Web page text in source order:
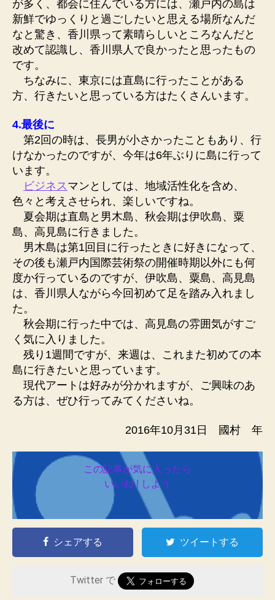
が多く、都会に住んでいる方には、瀬戸内の島は
新鮮でゆっくりと過ごしたいと思える場所なんだ
なと驚き、香川県って素晴らしいところなんだと
改めて認識し、香川県人で良かったと思ったもの
です。
ちなみに、東京には直島に行ったことがある
方、行きたいと思っている方はたくさんいます。
4.最後に
第2回の時は、長男が小さかったこともあり、行
けなかったのですが、今年は6年ぶりに島に行って
います。
ビジネスマンとしては、地域活性化を含め、
色々と考えさせられ、楽しいですね。
夏会期は直島と男木島、秋会期は伊吹島、粟
島、高見島に行きました。
男木島は第1回目に行ったときに好きになって、
その後も瀬戸内国際芸術祭の開催時期以外にも何
度か行っているのですが、伊吹島、粟島、高見島
は、香川県人ながら今回初めて足を踏み入れまし
た。
秋会期に行った中では、高見島の雰囲気がすご
く気に入りました。
残り1週間ですが、来週は、これまた初めての本
島に行きたいと思っています。
現代アートは好みが分かれますが、ご興味のあ
る方は、ぜひ行ってみてくださいね。
2016年10月31日 國村 年
この記事が気に入ったら
いいね ! しよう
シェアする ツイートする
Twitter で